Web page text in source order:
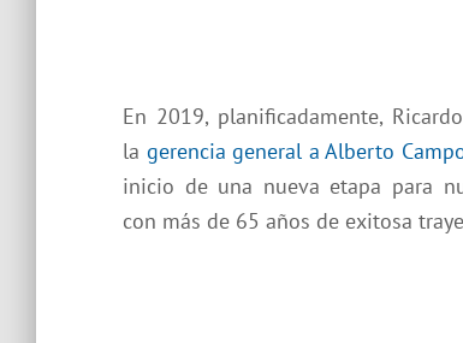
En 2019, planificadamente,
la gerencia general a Alberto
inicio de una nueva etapa para
con más de 65 años de exitosa